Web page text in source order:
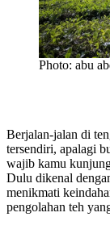
Photo: abu
Berjalan-jalan di
tersendiri, apalagi
wajib kamu
Dulu dikenal
menikmati
pengolahan teh